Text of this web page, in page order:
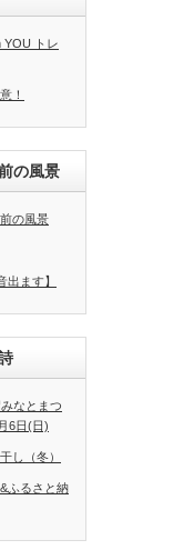
YOU トレ
！
の風景
の風景
出ます】
みなとまつ
6日(日)
し（冬）
ふるさと納